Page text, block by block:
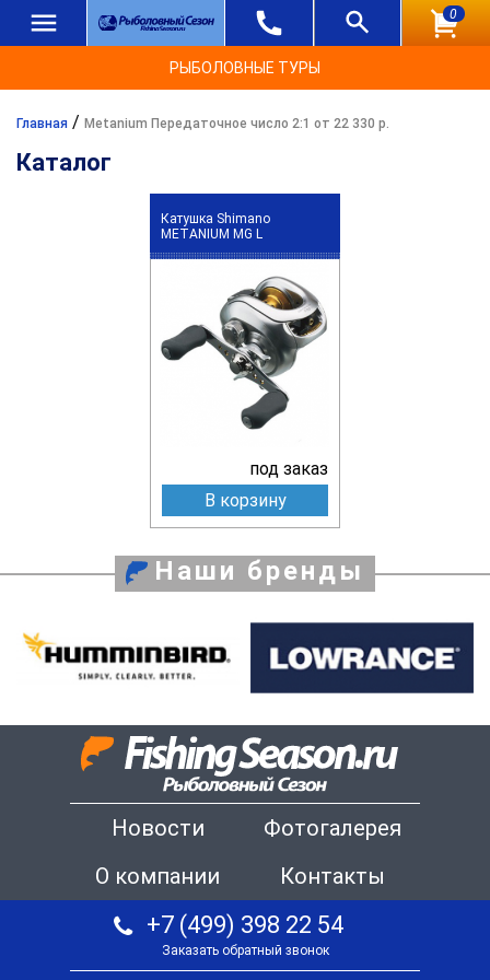
0
РЫБОЛОВНЫЕ ТУРЫ
Главная / Metanium Передаточное число 2:1 от 22 330 р.
Каталог
Катушка Shimano
METANIUM MG L
под заказ
В корзину
Наши бренды
Новости
Фотогалерея
О компании
Контакты
+7 (499) 398 22 54
Заказать обратный звонок